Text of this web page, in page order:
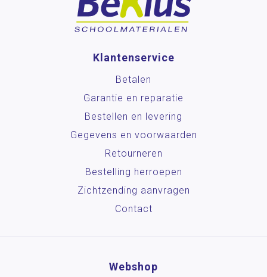
Klantenservice
Betalen
Garantie en reparatie
Bestellen en levering
Gegevens en voorwaarden
Retourneren
Bestelling herroepen
Zichtzending aanvragen
Contact
Webshop